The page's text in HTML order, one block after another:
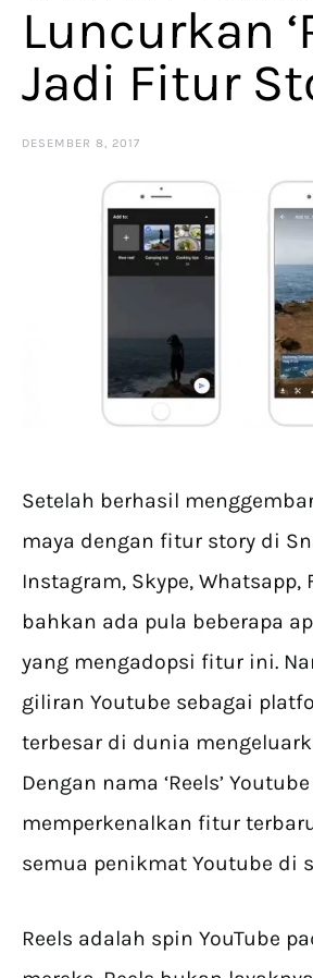
Luncurkan
Jadi Fitur
DESEMBER 8, 2017
Setelah berhasil
maya dengan fitur story di
Instagram, Skype, Whatsapp,
bahkan ada pula beberapa
yang mengadopsi fitur ini.
giliran Youtube sebagai
terbesar di dunia
Dengan nama ‘Reels’ Youtube
memperkenalkan fitur
semua penikmat Youtube di
Reels adalah spin YouTube